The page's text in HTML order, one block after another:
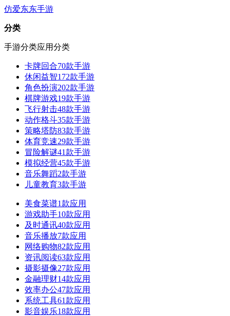
仿爱东东手游
分类
手游分类应用分类
卡牌回合70款手游
休闲益智172款手游
角色扮演202款手游
棋牌游戏19款手游
飞行射击48款手游
动作格斗35款手游
策略塔防83款手游
体育竞速29款手游
冒险解谜41款手游
模拟经营45款手游
音乐舞蹈2款手游
儿童教育3款手游
美食菜谱1款应用
游戏助手10款应用
及时通讯40款应用
音乐播放7款应用
网络购物82款应用
资讯阅读63款应用
摄影摄像27款应用
金融理财14款应用
效率办公47款应用
系统工具61款应用
影音娱乐18款应用